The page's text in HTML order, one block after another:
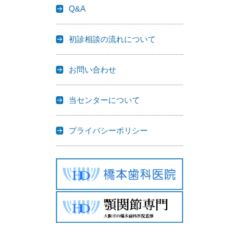
Q&A
初診相談の流れについて
お問い合わせ
当センターについて
プライバシーポリシー